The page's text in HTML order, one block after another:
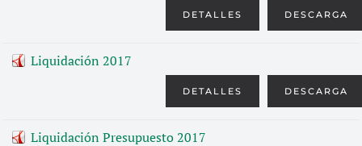
DESCARGA
DETALLES
Liquidación 2017
DESCARGA
DETALLES
Liquidación Presupuesto 2017